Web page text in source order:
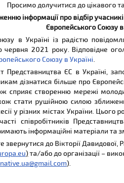
Просимо долучитися до цікавого
інформації про відбір
Європейського Союзу в
в Україні із радістю
червня 2021 року. Відповідне
Союзу в Україні
Представництва ЄС в Україні,
дізнатися більше про
сприяє створенню мережі
стати рушійною силою
у різних містах України.
співробітників
інформаційні матеріали та
до Вікторії Давидової,
)та/або до організації –
).